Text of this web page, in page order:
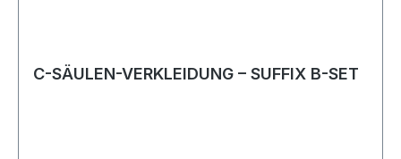
C-SÄULEN-VERKLEIDUNG – SUFFIX B-SET